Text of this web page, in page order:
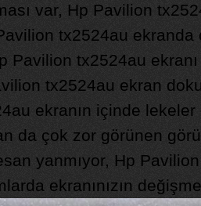
var, Hp Pavilion
tx2524au ekranda
Pavilion tx2524au
tx2524au ekran
ekranın içinde
da çok zor görünen
yanmıyor, Hp
ekranınızın